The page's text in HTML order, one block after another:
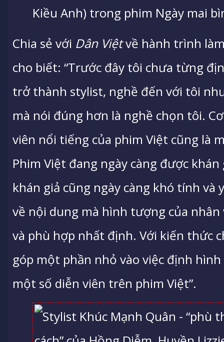
Kiều Anh) trong phim Ngày mai
Chia sẻ với Dân Việtvề hành trình
cho biết: “Trước đây tôi chưa từng
trở thành stylist, nghề đến với tôi
mà nói đúng hơn là nghề chọn tôi.
viên nổi tiếng của phim Việt cũng là
Phim Việt đang ngày càng được
khán giả cũng ngày càng khó tính và
về nội dung mà hình tượng của nhân
và phù hợp nhất định. Với kiến thức
góp một phần nhỏ vào việc định
một số diễn viên trên phim Việt”.